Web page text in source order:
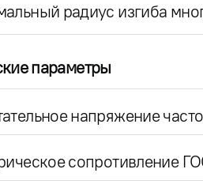
радиус изгиба
параметры
напряжение
сопротивление